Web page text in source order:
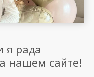
я рада
нашем сайте!